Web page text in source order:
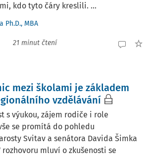
kdo tyto čáry kreslili. ...
Ph.D., MBA
21 minut čtení
mezi školami je základem
vzdělávání
s výukou, zájem rodiče i role
se promítá do pohledu
Svitav a senátora Davida Šimka
rozhovoru mluví o zkušenosti se